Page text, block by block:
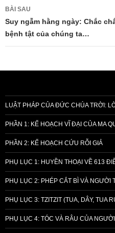
viết
BÀI SAU
Suy ngẫm hằng ngày: Chắc
bệnh tật của chúng ta…
LUẬT PHÁP CỦA ĐỨC CHÚA TRỜI:
PHẦN 1: KẾ HOẠCH VĨ ĐẠI CỦA MA
PHẦN 2: KẾ HOẠCH CỨU RỖI GIẢ
PHỤ LỤC 1: HUYỀN THOẠI VỀ 613
PHỤ LỤC 2: PHÉP CẮT BÌ VÀ NGƯỜI
PHỤ LỤC 3: TZITZIT (TUA, DÂY, TUA
PHỤ LỤC 4: TÓC VÀ RÂU CỦA